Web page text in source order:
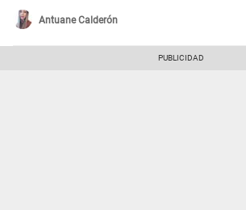
Antuane Calderón